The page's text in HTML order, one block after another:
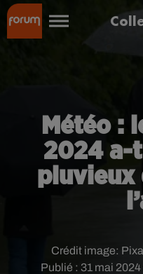
Météo :
2024 a-
pluvieux
Publié : 31 mai
Crédit image: